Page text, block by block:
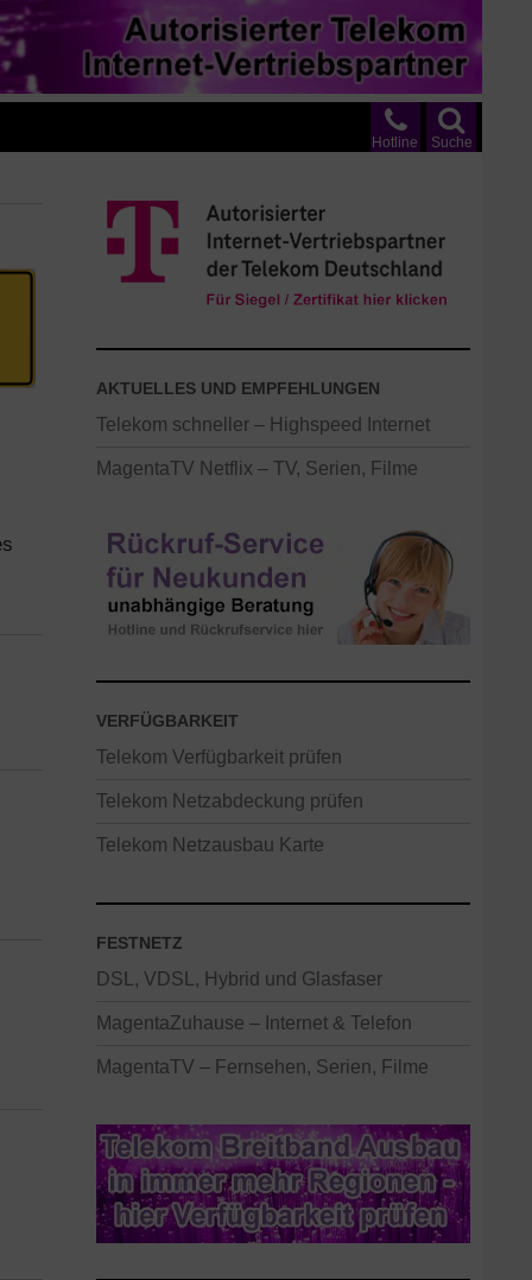
Suche
Hotline
AKTUELLES UND EMPFEHLUNGEN
Telekom schneller – Highspeed Internet
MagentaTV Netflix – TV, Serien, Filme
VERFÜGBARKEIT
Telekom Verfügbarkeit prüfen
Telekom Netzabdeckung prüfen
Telekom Netzausbau Karte
FESTNETZ
DSL, VDSL, Hybrid und Glasfaser
MagentaZuhause – Internet & Telefon
MagentaTV – Fernsehen, Serien, Filme